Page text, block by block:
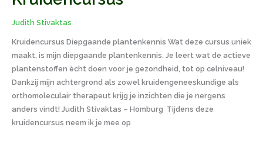
Judith Stivaktas
Kruidencursus Diepgaande plantenkennis Wat deze cursus uniek
maakt, is mijn diepgaande plantenkennis. Je leert wat de actieve
plantenstoffen écht doen voor je gezondheid, tot op celniveau!
Dankzij mijn achtergrond als zowel kruidengeneeskundige als
orthomoleculair therapeut krijg je inzichten die je nergens
anders vindt! Judith Stivaktas – Homburg Tijdens deze
kruidencursus neem ik je mee op